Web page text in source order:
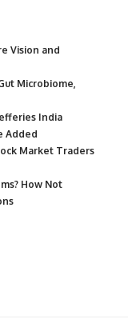
Vision and
Microbiome,
India
Added
Market Traders
How Not